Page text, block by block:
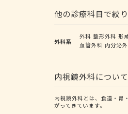
他の診療科目で絞
外科系
外科 整形外科 形
血管外科 内分泌
内視鏡外科について
内視鏡外科とは、食道・胃
がってきています。